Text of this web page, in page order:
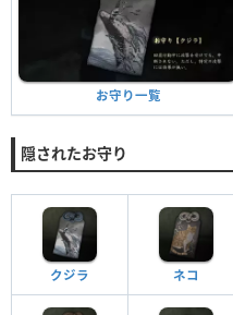
お守り一覧
隠されたお守り
クジラ ネコ